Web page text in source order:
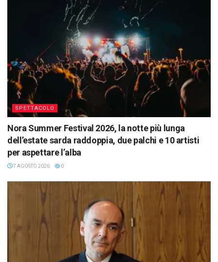
SPETTACOLO
Nora Summer Festival 2026, la notte più lunga
dell’estate sarda raddoppia, due palchi e 10 artisti
per aspettare l’alba
7 AGOSTO 2026 0